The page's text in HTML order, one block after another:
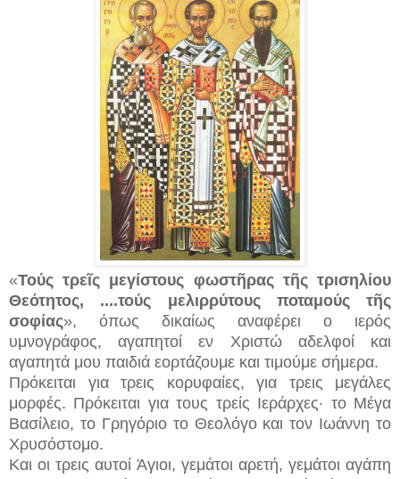
«Τούς τρεῖς μεγίστους φωστῆρας τῆς τρισηλίου
Θεότητος, ....τούς μελιρρύτους ποταμούς τῆς
σοφίας», όπως δικαίως αναφέρει ο ιερός
υμνογράφος, αγαπητοί εν Χριστώ αδελφοί και
αγαπητά μου παιδιά εορτάζουμε και τιμούμε σήμερα.
Πρόκειται για τρεις κορυφαίες, για τρεις μεγάλες
μορφές. Πρόκειται για τους τρείς Ιεράρχες· το Μέγα
Βασίλειο, το Γρηγόριο το Θεολόγο και τον Ιωάννη το
Χρυσόστομο.
Και οι τρεις αυτοί Άγιοι, γεμάτοι αρετή, γεμάτοι αγάπη